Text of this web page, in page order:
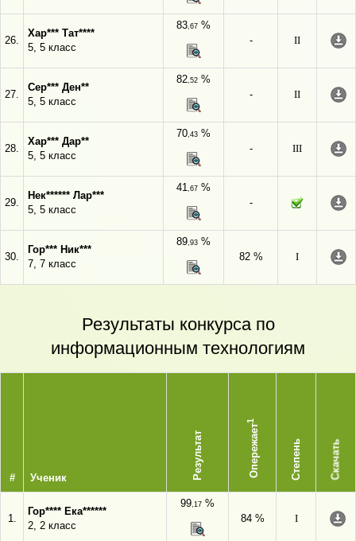
26.
Хар*** Тат****
5, 5 класс
83,67 %
-
II
27.
Сер*** Ден**
5, 5 класс
82,52 %
-
II
28.
Хар*** Дар**
5, 5 класс
70,43 %
-
III
29.
Нек****** Лар***
5, 5 класс
41,67 %
-
30.
Гор*** Ник***
7, 7 класс
89,93 %
82 %
I
Результаты конкурса по
информационным технологиям
# Ученик Результат Опережает
1
Степень Скачать
1.
Гор**** Ека******
2, 2 класс
99,17 %
84 %
I